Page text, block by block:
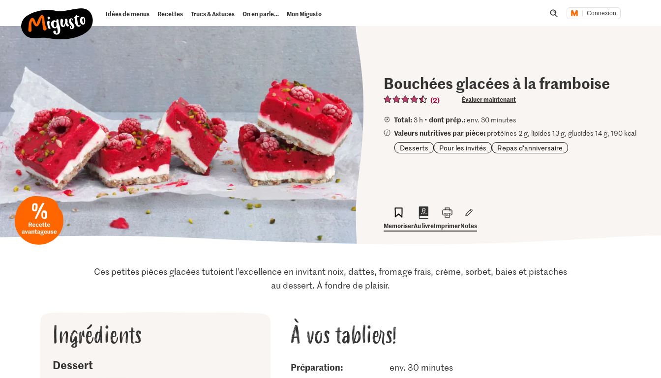
Idées de menus Recettes Trucs & Astuces On en parle… Mon Migusto Connexion
Bouchées glacées à la framboise
(2) Évaluer maintenant
Total: 3 h •dont prép.:env. 30 minutes
Valeurs nutritives par pièce: protéines 2 g, lipides 13 g, glucides 14 g, 190 kcal
Desserts
Pour les invités Repas d'anniversaire
MemoriserAu livreImprimerNotes
Ces petites pièces glacées tutoient l’excellence en invitant noix, dattes, fromage frais, crème, sorbet, baies et pistaches
au dessert. À fondre de plaisir.
Ingrédients
Dessert
À vos tabliers!
Préparation: env. 30 minutes